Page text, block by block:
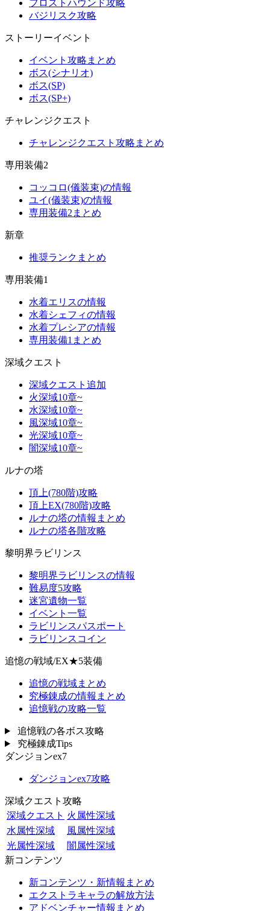
フロストハウンド攻略
バジリスク攻略
ストーリーイベント
イベント攻略まとめ
ボス(シナリオ)
ボス(SP)
ボス(SP+)
チャレンジクエスト
チャレンジクエスト攻略まとめ
専用装備2
コッコロ(儀装束)の情報
ユイ(儀装束)の情報
専用装備2まとめ
新章
推奨ランクまとめ
専用装備1
水着エリスの情報
水着シェフィの情報
水着プレシアの情報
専用装備1まとめ
深域クエスト
深域クエスト追加
火深域10章~
水深域10章~
風深域10章~
光深域10章~
闇深域10章~
ルナの塔
頂上(780階)攻略
頂上EX(780階)攻略
ルナの塔の情報まとめ
ルナの塔各階攻略
黎明界ラビリンス
黎明界ラビリンスの情報
難易度5攻略
迷宮遺物一覧
イベント一覧
ラビリンスパスポート
ラビリンスコイン
追憶の戦域/EX★5装備
追憶の戦域まとめ
究極錬成の情報まとめ
追憶戦の攻略一覧
追憶戦の各ボス攻略
究極錬成Tips
ダンジョンex7
ダンジョンex7攻略
深域クエスト攻略
深域クエスト 火属性深域
水属性深域
風属性深域
光属性深域
闇属性深域
新コンテンツ
新コンテンツ・新情報まとめ
エクストラキャラの解放方法
アドベンチャー情報まとめ